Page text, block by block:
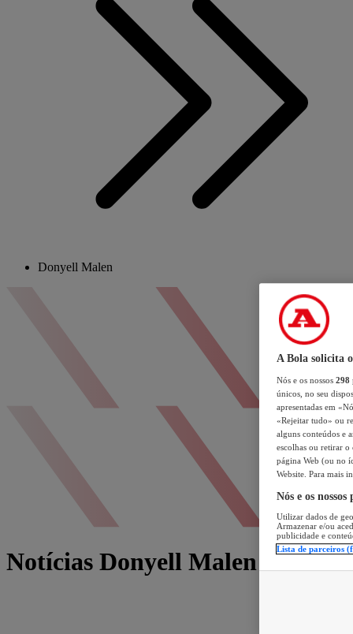
Donyell Malen
Notícias Donyell Malen
A Bola solicita
Nós e os nossos 298
únicos, no seu
apresentadas em
«Rejeitar tudo» ou
alguns conteúdos e
escolhas ou retirar
página Web (ou no
Website. Para mais
Nós e os
Utilizar dados de
Armazenar e/ou
publicidade e
Lista de parceiros